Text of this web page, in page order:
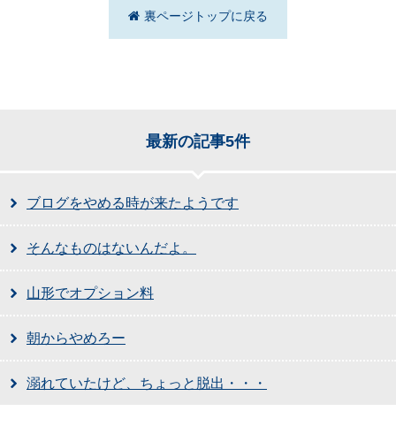
裏ページトップに戻る
最新の記事5件
ブログをやめる時が来たようです
そんなものはないんだよ。
山形でオプション料
朝からやめろー
溺れていたけど、ちょっと脱出・・・